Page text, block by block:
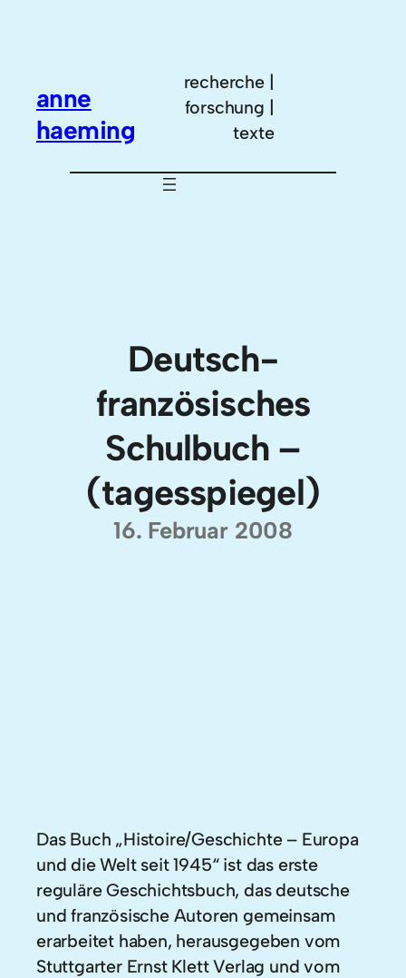
anne
haeming
recherche |
forschung |
texte
Deutsch-
französisches
Schulbuch –
(tagesspiegel)
16. Februar 2008
Das Buch „Histoire/Geschichte – Europa
und die Welt seit 1945“ ist das erste
reguläre Geschichtsbuch, das deutsche
und französische Autoren gemeinsam
erarbeitet haben, herausgegeben vom
Stuttgarter Ernst Klett Verlag und vom